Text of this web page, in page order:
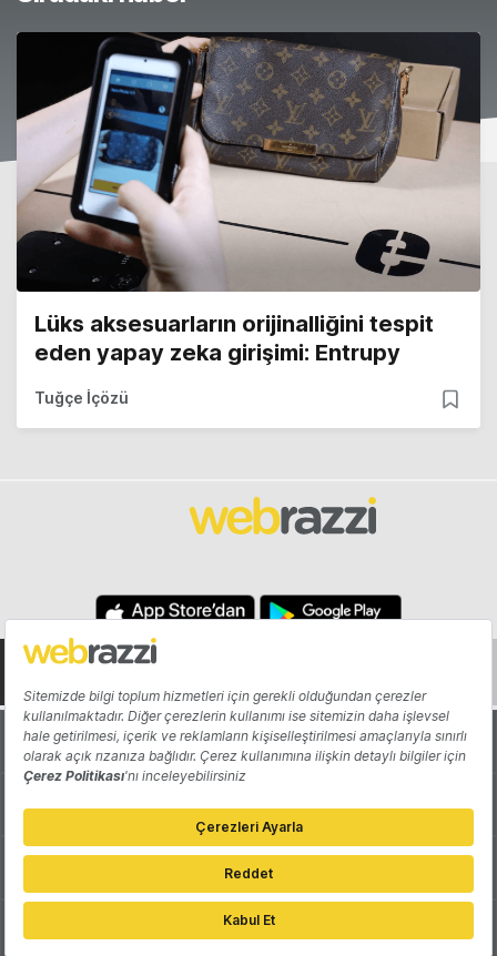
Lüks aksesuarların orijinalliğini tespit
eden yapay zeka girişimi: Entrupy
Tuğçe İçözü
Hakkında Yazarlar
Katkıda Bulun Reklam